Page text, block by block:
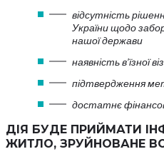
відсутність
України щодо
нашої держави
наявність в’їзної
підтвердження
достатнє
ДІЯ БУДЕ ПРИЙМАТИ
ЖИТЛО, ЗРУЙНОВАНЕ